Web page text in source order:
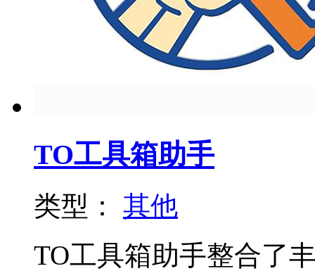
TO工具箱助手
类型： 其他
TO工具箱助手整合了